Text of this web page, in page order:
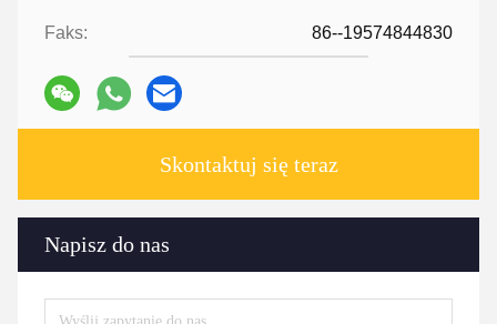
Faks: 86--19574844830
Skontaktuj się teraz
Napisz do nas